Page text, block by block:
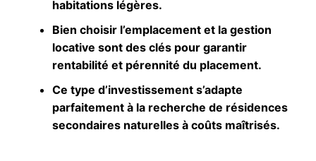
habitations légères.
Bien choisir l’emplacement et la gestion
locative sont des clés pour garantir
rentabilité et pérennité du placement.
Ce type d’investissement s’adapte
parfaitement à la recherche de résidences
secondaires naturelles à coûts maîtrisés.